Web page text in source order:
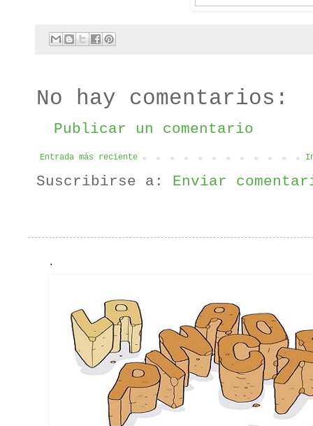
No hay comentarios:
Publicar un comentario
Entrada más reciente
Suscribirse a: Enviar
.